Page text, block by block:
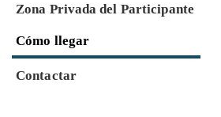
Zona Privada del Participante
Cómo llegar
Contactar